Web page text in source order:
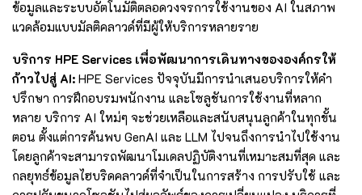
ข้อมูลและระบบอัตโนมัติตลอดวงจรการใช้งานของ AI ในสภาพ
แวดล้อมแบบมัลติคลาวด์ที่มีผู้ให้บริการหลายราย
บริการ HPE Services เพื่อพัฒนาการเดินทางขององค์กรให้
ก้าวไปสู่ AI: HPE Services ปัจจุบันมีการนำเสนอบริการให้คำ
ปรึกษา การฝึกอบรมพนักงาน และโซลูชันการใช้งานที่หลาก
หลาย บริการ AI ใหม่ๆ จะช่วยเหลือและสนับสนุนลูกค้าในทุกขั้น
ตอน ตั้งแต่การค้นพบ GenAI และ LLM ไปจนถึงการนำไปใช้งาน
โดยลูกค้าจะสามารถพัฒนาโมเดลปฏิบัติงานที่เหมาะสมที่สุด และ
กลยุทธ์ข้อมูลไฮบริดคลาวด์ที่จำเป็นในการสร้าง การปรับใช้ และ